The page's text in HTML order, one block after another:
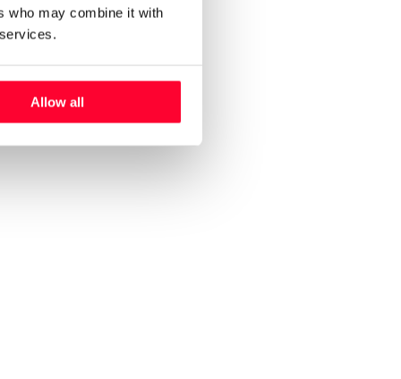
who may combine it with
Allow all